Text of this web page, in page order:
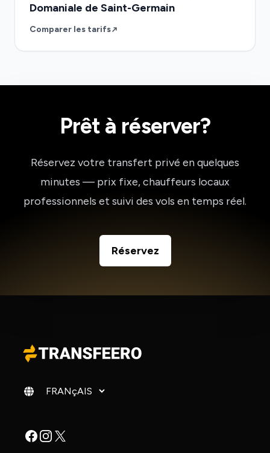
Domaniale de Saint-Germain
Comparer les tarifs
Prêt à réserver?
Réservez votre transfert privé en quelques
minutes — prix fixe, chauffeurs locaux
professionnels et suivi des vols en temps réel.
Réservez
Changer de langue
Facebook
Instagram
X